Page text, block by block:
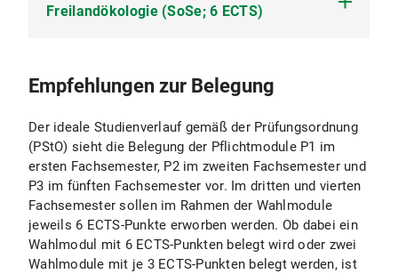
Themenfelder nachhaltiger Entwicklung
Freilandökologie (SoSe; 6 ECTS)
Vergleichende Freilandökologie (Vorlesung; 2
WP 34.2 Übung Schwerpunkt Vergleichende
Freilandökologie (Übung; 3 SWS)
Empfehlungen zur Belegung
Der ideale Studienverlauf gemäß der Prüfungsordnung
(PStO) sieht die Belegung der Pflichtmodule P1 im
ersten Fachsemester, P2 im zweiten Fachsemester und
P3 im fünften Fachsemester vor. Im dritten und vierten
Fachsemester sollen im Rahmen der Wahlmodule
jeweils 6 ECTS-Punkte erworben werden. Ob dabei ein
Wahlmodul mit 6 ECTS-Punkten belegt wird oder zwei
Wahlmodule mit je 3 ECTS-Punkten belegt werden, ist